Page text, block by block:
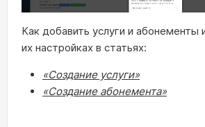
Как добавить услуги и абонементы
их настройках в статьях:
«Создание услуги»
«Создание абонемента»